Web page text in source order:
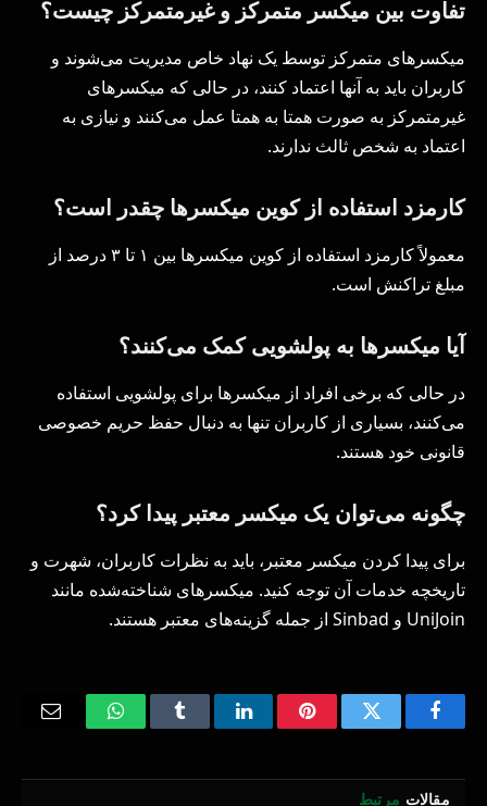
تفاوت بین میکسر متمرکز و غیرمتمرکز چیست؟
میکسرهای متمرکز توسط یک نهاد خاص مدیریت می‌شوند و
کاربران باید به آنها اعتماد کنند، در حالی که میکسرهای
غیرمتمرکز به صورت همتا به همتا عمل می‌کنند و نیازی به
اعتماد به شخص ثالث ندارند.
کارمزد استفاده از کوین میکسرها چقدر است؟
معمولاً کارمزد استفاده از کوین میکسرها بین ۱ تا ۳ درصد از
مبلغ تراکنش است.
آیا میکسرها به پولشویی کمک می‌کنند؟
در حالی که برخی افراد از میکسرها برای پولشویی استفاده
می‌کنند، بسیاری از کاربران تنها به دنبال حفظ حریم خصوصی
قانونی خود هستند.
چگونه می‌توان یک میکسر معتبر پیدا کرد؟
برای پیدا کردن میکسر معتبر، باید به نظرات کاربران، شهرت و
تاریخچه خدمات آن توجه کنید. میکسرهای شناخته‌شده مانند
UniJoin و Sinbad از جمله گزینه‌های معتبر هستند.
Facebook
Twitter
Pinterest
LinkedIn
Tumblr
WhatsApp
Email
مقالات مرتبط